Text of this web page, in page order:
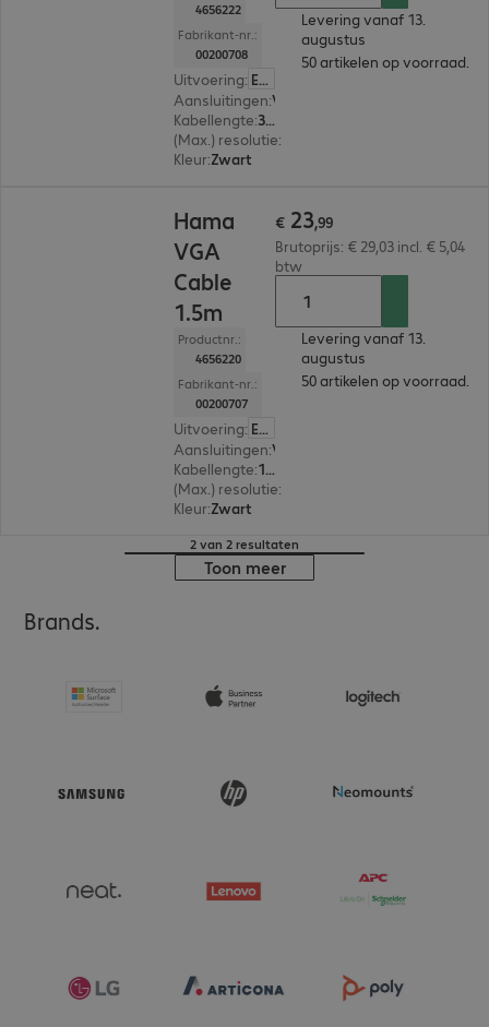
4656222
Fabrikant-nr.:
00200708
Uitvoering: Europa
Aansluitingen:
Kabellengte: 3 m
(Max.) resolutie:
Kleur:Zwart
Levering vanaf 13.
augustus
50 artikelen op voorraad.
Hama
VGA
Cable
1.5m
Productnr.:
4656220
Fabrikant-nr.:
00200707
Uitvoering: Europa
Aansluitingen:
Kabellengte: 1,5 m
(Max.) resolutie:
Kleur:Zwart
€ 23,99
Brutoprijs: € 29,03 incl. € 5,04
btw
Levering vanaf 13.
augustus
50 artikelen op voorraad.
2 van 2 resultaten
Toon meer
Brands.